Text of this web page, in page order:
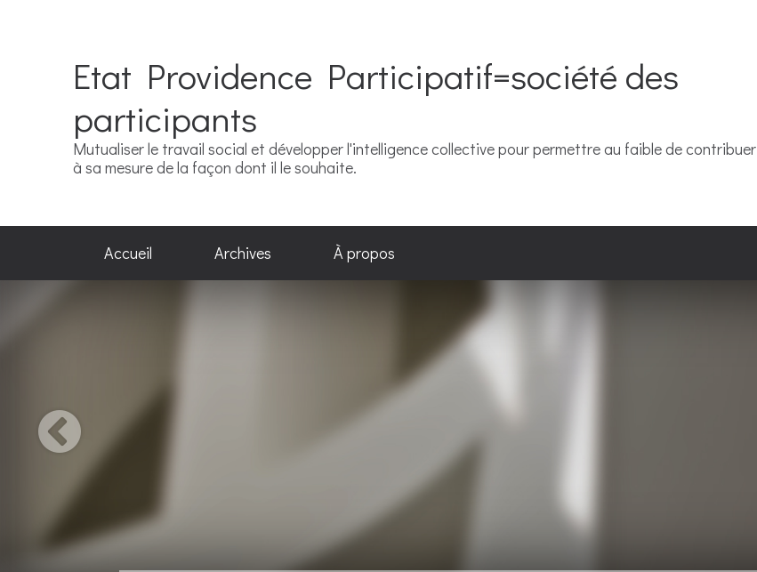
Etat Providence Participatif=société des
participants
Mutualiser le travail social et développer l'intelligence collective pour permettre au faible de contribuer
à sa mesure de la façon dont il le souhaite.
Accueil Archives À propos